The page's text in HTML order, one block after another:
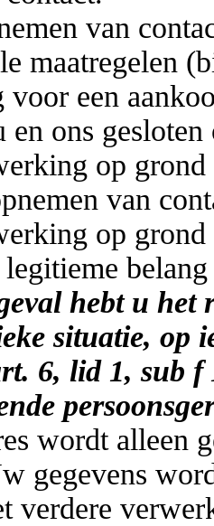
van
maatregelen
voor een
en ons
op
van
op
hebt u het
situatie, op
6, lid 1, sub
wordt alleen
gegevens
verdere